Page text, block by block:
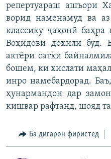
репертуараш ашъори
ворид наменамуд ва
классику ҷаҳонӣ
Воҳидови дохилӣ буд.
актёри сатҳи
бошем, ки хислати
инро намебардорад.
ҳунармандон дар
кишвар рафтанд, шояд
Ба дигарон фиристед